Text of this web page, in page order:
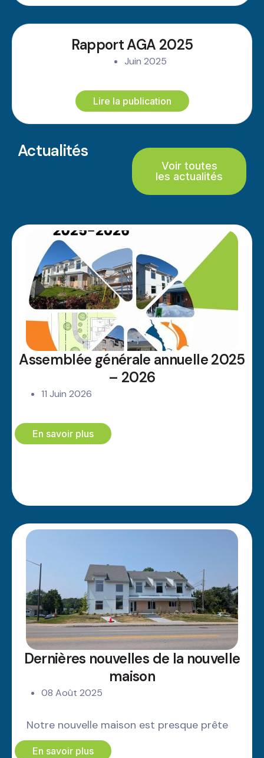
l et la
reprise
Rapport AGA 2025
Juin 2025
Lire la publication
Actualités
Voir toutes
les actualités
Assemblée générale annuelle 2025
– 2026
11 Juin 2026
En savoir plus
Dernières nouvelles de la nouvelle
maison
08 Août 2025
Notre nouvelle maison est presque prête
En savoir plus